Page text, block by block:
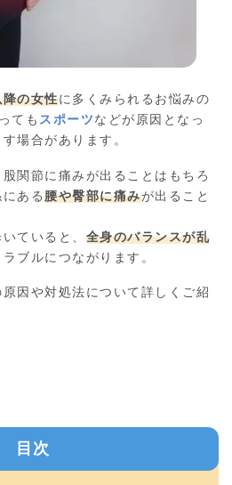
降の女性に多くみられるお悩みの
ても スポーツなどが原因となっ
場合があります。
関節に痛みが出ることはもちろ
ある腰や臀部に痛みが出ること
ていると、 全身のバランスが乱
ブルにつながります。
因や対処法について詳しくご紹
目次